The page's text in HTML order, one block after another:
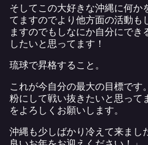
そしてこの大好きな沖縄に何か
てますのでより他方面の活動も
ますのでもしなにか自分にでき
したいと思ってます！
琉球で昇格すること。
これが今自分の最大の目標です
粉にして戦い抜きたいと思って
をよろしくお願いします。
沖縄も少しばかり冷えて来まし